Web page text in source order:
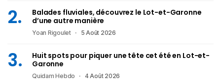
Balades fluviales, découvrez le Lot-et-Garonne
d’une autre manière
Yoan Rigoulet 5 Août 2026
Huit spots pour piquer une tête cet été en Lot-et-
Garonne
Quidam Hebdo 4 Août 2026